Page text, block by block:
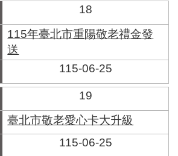
18
115年臺北市重陽敬老禮金發
送
115-06-25
19
臺北市敬老愛心卡大升級
115-06-25